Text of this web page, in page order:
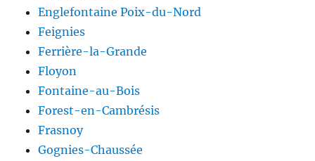
Englefontaine Poix-du-Nord
Feignies
Ferrière-la-Grande
Floyon
Fontaine-au-Bois
Forest-en-Cambrésis
Frasnoy
Gognies-Chaussée